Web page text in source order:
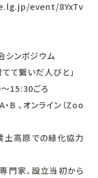
event/8YxTv
シンポジウム
て繋いだ人びと」
15:30ごろ
、オンライン（Zoo
高原での緑化協力
、設立当初から